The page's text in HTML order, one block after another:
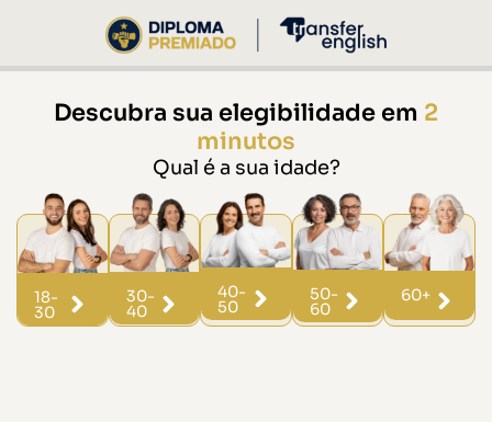
Descubra sua elegibilidade em 2
minutos
Qual é a sua idade?
18-
30
30-
40
40-
50
50-
60
60+